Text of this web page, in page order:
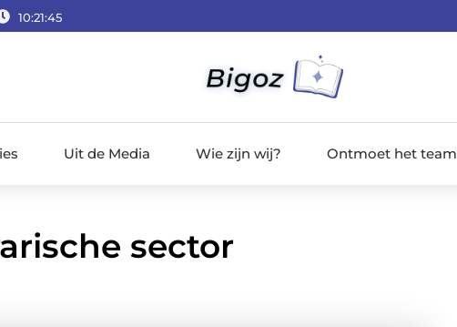
10:21:46
Uit de Media Wie zijn wij? Ontmoet het team
sector